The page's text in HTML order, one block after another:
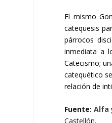
El mismo
catequesis
párrocos
inmediata a
Catecismo;
catequético
relación de
Fuente:Alfa
Castellón.